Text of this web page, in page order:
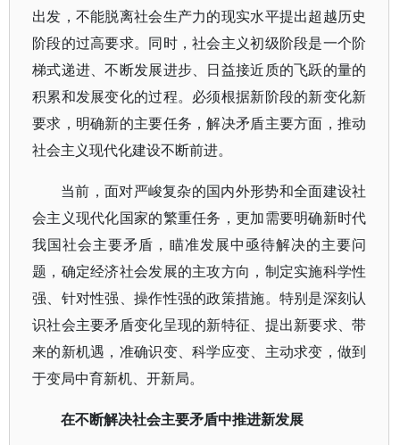
出发，不能脱离社会生产力的现实水平提出超越历史
阶段的过高要求。同时，社会主义初级阶段是一个阶
梯式递进、不断发展进步、日益接近质的飞跃的量的
积累和发展变化的过程。必须根据新阶段的新变化新
要求，明确新的主要任务，解决矛盾主要方面，推动
社会主义现代化建设不断前进。
当前，面对严峻复杂的国内外形势和全面建设社
会主义现代化国家的繁重任务，更加需要明确新时代
我国社会主要矛盾，瞄准发展中亟待解决的主要问
题，确定经济社会发展的主攻方向，制定实施科学性
强、针对性强、操作性强的政策措施。特别是深刻认
识社会主要矛盾变化呈现的新特征、提出新要求、带
来的新机遇，准确识变、科学应变、主动求变，做到
于变局中育新机、开新局。
在不断解决社会主要矛盾中推进新发展